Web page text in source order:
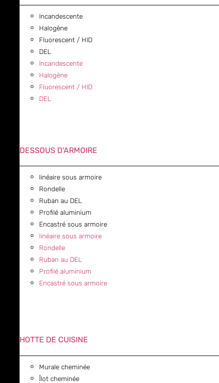
Incandescente
Halogène
Fluorescent / HID
DEL
Incandescente
Halogène
Fluorescent / HID
DEL
DESSOUS D'ARMOIRE
linéaire sous armoire
Rondelle
Ruban au DEL
Profilé aluminium
Encastré sous armoire
linéaire sous armoire
Rondelle
Ruban au DEL
Profilé aluminium
Encastré sous armoire
HOTTE DE CUISINE
Murale cheminée
Îlot cheminée